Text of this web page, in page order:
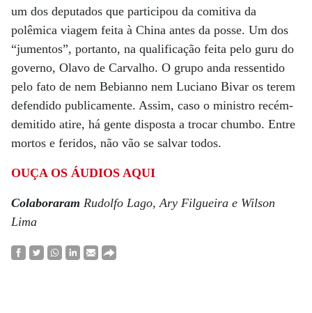
um dos deputados que participou da comitiva da
polêmica viagem feita à China antes da posse. Um dos
“jumentos”, portanto, na qualificação feita pelo guru do
governo, Olavo de Carvalho. O grupo anda ressentido
pelo fato de nem Bebianno nem Luciano Bivar os terem
defendido publicamente. Assim, caso o ministro recém-
demitido atire, há gente disposta a trocar chumbo. Entre
mortos e feridos, não vão se salvar todos.
OUÇA OS ÁUDIOS AQUI
Colaboraram Rudolfo Lago,Ary Filgueira e Wilson
Lima